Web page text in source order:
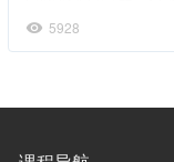
5928